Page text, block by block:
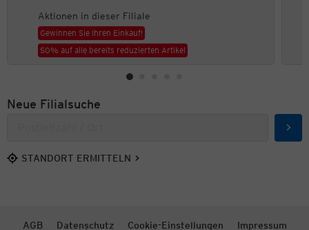
Aktionen in dieser Filiale
Gewinnen Sie Ihren Einkauf!
50% auf alle bereits reduzierten Artikel
Neue Filialsuche
STANDORT ERMITTELN
AGB Datenschutz Cookie-Einstellungen Impressum